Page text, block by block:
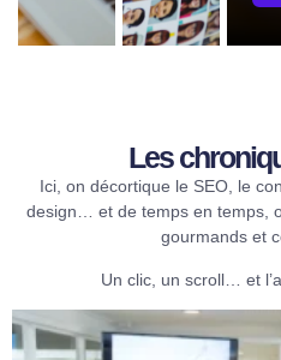
Les
Ici, on décortique le SEO, le
design… et de temps en temps,
gourmands et
Un clic, un scroll… et